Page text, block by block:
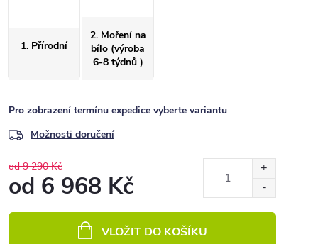
1. Přírodní
2. Moření na
bílo (výroba
6-8 týdnů )
Pro zobrazení termínu expedice vyberte variantu
Možnosti doručení
od 9 290 Kč
od 6 968 Kč
VLOŽIT DO KOŠÍKU